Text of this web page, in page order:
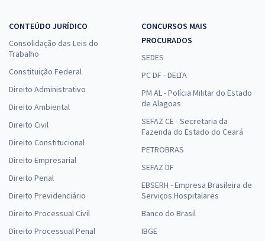
CONTEÚDO JURÍDICO
Consolidação das Leis do
Trabalho
Constituição Federal
Direito Administrativo
Direito Ambiental
Direito Civil
Direito Constitucional
Direito Empresarial
Direito Penal
Direito Previdenciário
Direito Processual Civil
Direito Processual Penal
CONCURSOS MAIS
PROCURADOS
SEDES
PC DF - DELTA
PM AL - Polícia Militar do Estado
de Alagoas
SEFAZ CE - Secretaria da
Fazenda do Estado do Ceará
PETROBRAS
SEFAZ DF
EBSERH - Empresa Brasileira de
Serviços Hospitalares
Banco do Brasil
IBGE